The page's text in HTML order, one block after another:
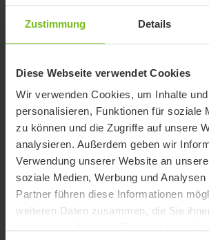
Zustimmung Details
Diese Webseite verwendet Cookies
Wir verwenden Cookies, um Inhalte
personalisieren, Funktionen für soziale
zu können und die Zugriffe auf unsere
analysieren. Außerdem geben wir
Verwendung unserer Website an
soziale Medien, Werbung und
Partner führen diese Informationen
weiteren Daten zusammen, die Sie
Rehawagen
Verstellbare Rehawagen, die für den
Abenteuer konzipiert sind und Familien
Sicherheit bieten.